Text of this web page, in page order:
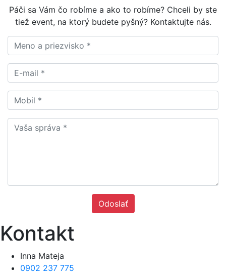
Páči sa Vám čo robíme a ako to robíme? Chceli by ste
tiež event, na ktorý budete pyšný? Kontaktujte nás.
Odoslať
Kontakt
Inna Mateja
0902 237 775